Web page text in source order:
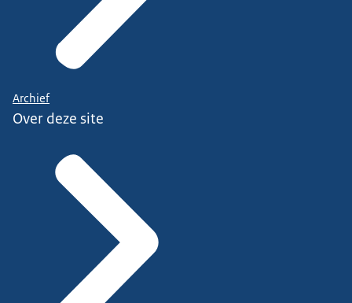
Archief
Over deze site